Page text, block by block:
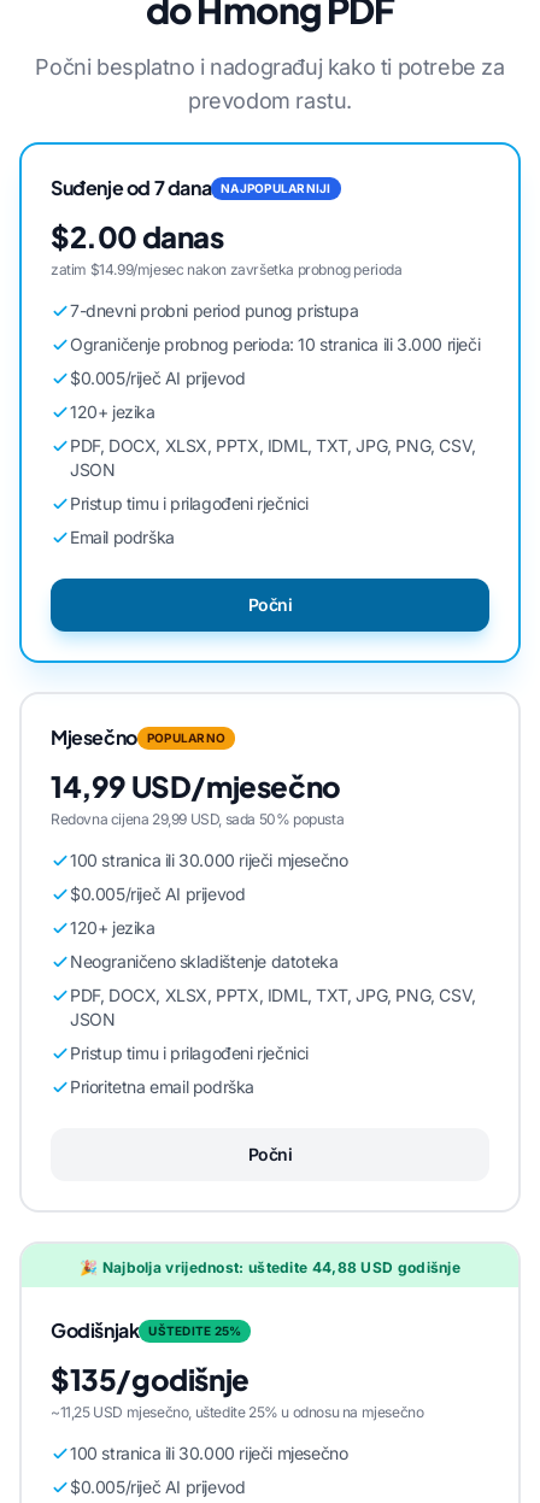
do Hmong PDF
Počni besplatno i nadograđuj kako ti potrebe za
prevodom rastu.
Suđenje od 7 dana NAJPOPULARNIJI
$2.00 danas
zatim $14.99/mjesec nakon završetka probnog perioda
7-dnevni probni period punog pristupa
Ograničenje probnog perioda: 10 stranica ili 3.000 riječi
$0.005/riječ AI prijevod
120+ jezika
PDF, DOCX, XLSX, PPTX, IDML, TXT, JPG, PNG, CSV,
JSON
Pristup timu i prilagođeni rječnici
Email podrška
Počni
Mjesečno POPULARNO
14,99 USD/mjesečno
Redovna cijena 29,99 USD, sada 50% popusta
100 stranica ili 30.000 riječi mjesečno
$0.005/riječ AI prijevod
120+ jezika
Neograničeno skladištenje datoteka
PDF, DOCX, XLSX, PPTX, IDML, TXT, JPG, PNG, CSV,
JSON
Pristup timu i prilagođeni rječnici
Prioritetna email podrška
Počni
🎉 Najbolja vrijednost: uštedite 44,88 USD godišnje
Godišnjak UŠTEDITE 25%
$135/godišnje
~11,25 USD mjesečno, uštedite 25% u odnosu na mjesečno
100 stranica ili 30.000 riječi mjesečno
$0.005/riječ AI prijevod